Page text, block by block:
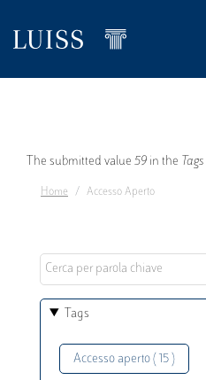
contenuto
Messaggio
di
The submitted value 59 in the Tags
Home Accesso Aperto
Tags
Accesso aperto ( 15 )